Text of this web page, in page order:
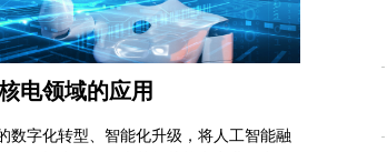
电领域的应用
数字化转型、智能化升级，将人工智能融